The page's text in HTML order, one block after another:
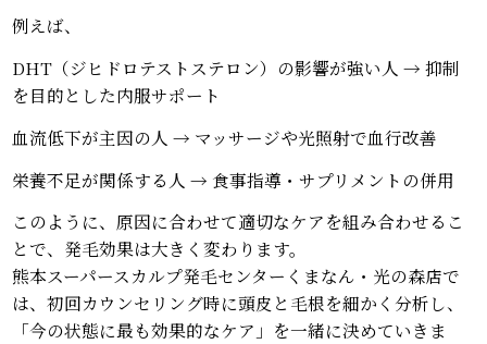
例えば、
DHT（ジヒドロテストステロン）の影響が強い人 → 抑制
を目的とした内服サポート
血流低下が主因の人 → マッサージや光照射で血行改善
栄養不足が関係する人 → 食事指導・サプリメントの併用
このように、原因に合わせて適切なケアを組み合わせるこ
とで、発毛効果は大きく変わります。
熊本スーパースカルプ発毛センターくまなん・光の森店で
は、初回カウンセリング時に頭皮と毛根を細かく分析し、
「今の状態に最も効果的なケア」を一緒に決めていきま